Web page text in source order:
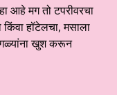
आहे मग तो टपरीवरचा
हॉटेलचा, मसाला
खुश करून